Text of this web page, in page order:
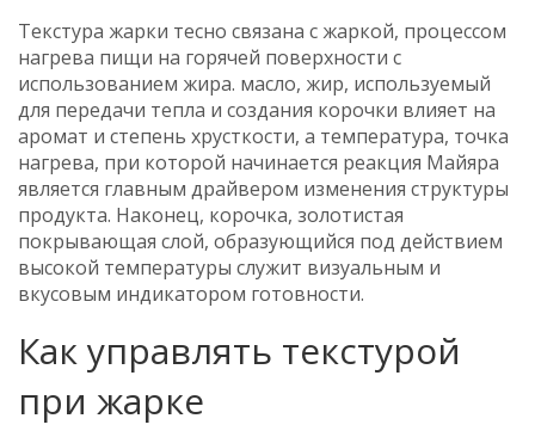
Текстура жарки тесно связана сжаркой, процессом
нагрева пищи на горячей поверхности с
использованием жира. масло, жир, используемый
для передачи тепла и создания корочки влияет на
аромат и степень хрусткости, а температура, точка
нагрева, при которой начинается реакция Майяра
является главным драйвером изменения структуры
продукта. Наконец, корочка, золотистая
покрывающая слой, образующийся под действием
высокой температуры служит визуальным и
вкусовым индикатором готовности.
Как управлять текстурой
при жарке